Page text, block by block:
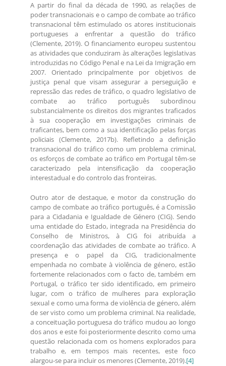
A partir do final da década de 1990, as relações de
poder transnacionais e o campo de combate ao tráfico
transnacional têm estimulado os atores institucionais
portugueses a enfrentar a questão do tráfico
(Clemente, 2019). O financiamento europeu sustentou
as atividades que conduziram às alterações legislativas
introduzidas no Código Penal e na Lei da Imigração em
2007. Orientado principalmente por objetivos de
justiça penal que visam assegurar a perseguição e
repressão das redes de tráfico, o quadro legislativo de
combate ao tráfico português subordinou
substancialmente os direitos dos migrantes traficados
à sua cooperação em investigações criminais de
traficantes, bem como a sua identificação pelas forças
policiais (Clemente, 2017b). Refletindo a definição
transnacional do tráfico como um problema criminal,
os esforços de combate ao tráfico em Portugal têm-se
caracterizado pela intensificação da cooperação
interestadual e do controlo das fronteiras.
Outro ator de destaque, e motor da construção do
campo de combate ao tráfico português, é a Comissão
para a Cidadania e Igualdade de Género (CIG). Sendo
uma entidade do Estado, integrada na Presidência do
Conselho de Ministros, à CIG foi atribuída a
coordenação das atividades de combate ao tráfico. A
presença e o papel da CIG, tradicionalmente
empenhada no combate à violência de género, estão
fortemente relacionados com o facto de, também em
Portugal, o tráfico ter sido identificado, em primeiro
lugar, com o tráfico de mulheres para exploração
sexual e como uma forma de violência de género, além
de ser visto como um problema criminal. Na realidade,
a conceituação portuguesa do tráfico mudou ao longo
dos anos e este foi posteriormente descrito como uma
questão relacionada com os homens explorados para
trabalho e, em tempos mais recentes, este foco
alargou-se para incluir os menores (Clemente, 2019).[4]